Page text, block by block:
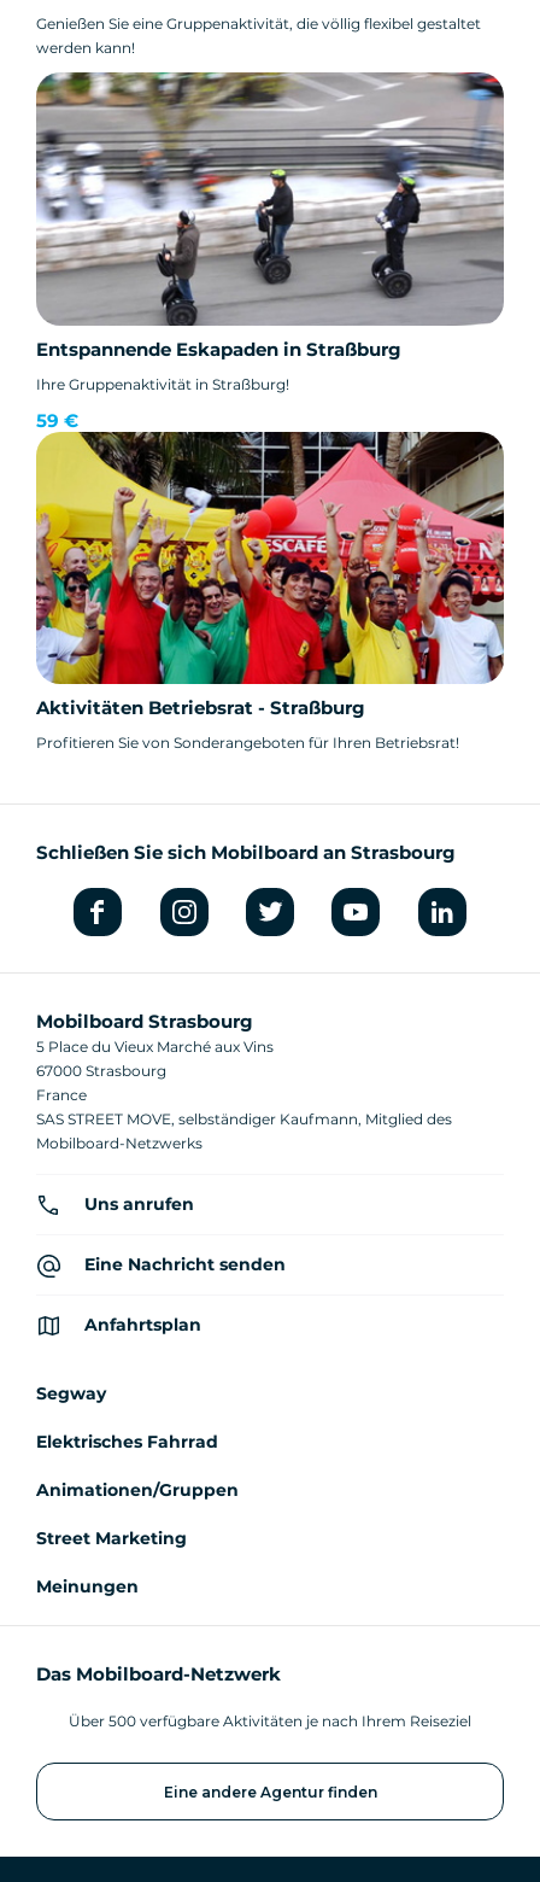
Genießen Sie eine Gruppenaktivität, die völlig flexibel gestaltet
werden kann!
Entspannende Eskapaden in Straßburg
Ihre Gruppenaktivität in Straßburg!
59 €
Aktivitäten Betriebsrat - Straßburg
Profitieren Sie von Sonderangeboten für Ihren Betriebsrat!
Schließen Sie sich Mobilboard an Strasbourg
Mobilboard Strasbourg
5 Place du Vieux Marché aux Vins
67000 Strasbourg
France
SAS STREET MOVE, selbständiger Kaufmann, Mitglied des
Mobilboard-Netzwerks
Uns anrufen
Eine Nachricht senden
Anfahrtsplan
Segway
Elektrisches Fahrrad
Animationen/Gruppen
Street Marketing
Meinungen
Das Mobilboard-Netzwerk
Über 500 verfügbare Aktivitäten je nach Ihrem Reiseziel
Eine andere Agentur finden